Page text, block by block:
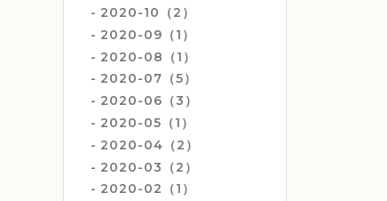
2020-10（2）
2020-09（1）
2020-08（1）
2020-07（5）
2020-06（3）
2020-05（1）
2020-04（2）
2020-03（2）
2020-02（1）